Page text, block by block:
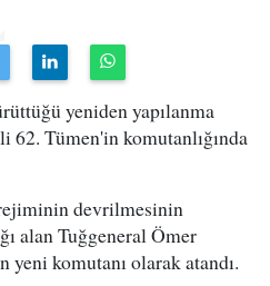
yeniden yapılanma
62. Tümen'in komutanlığında
devrilmesinin
alan Tuğgeneral Ömer
komutanı olarak atandı.